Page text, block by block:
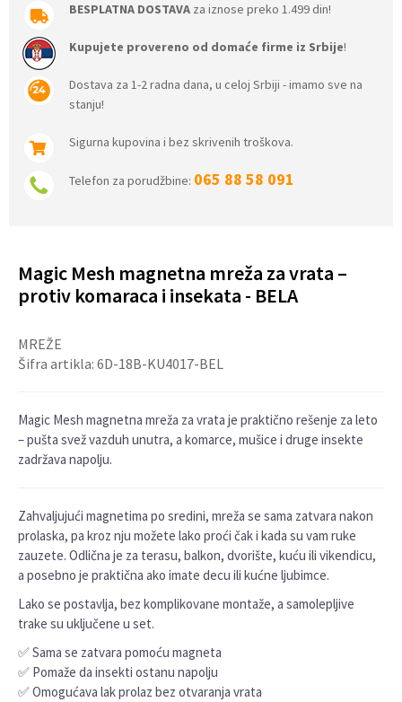
BESPLATNA DOSTAVA za iznose preko 1.499 din!
Kupujete provereno od domaće firme iz Srbije!
Dostava za 1-2 radna dana, u celoj Srbiji - imamo sve na
stanju!
Sigurna kupovina i bez skrivenih troškova.
Telefon za porudžbine: 065 88 58 091
Magic Mesh magnetna mreža za vrata –
protiv komaraca i insekata - BELA
MREŽE
Šifra artikla: 6D-18B-KU4017-BEL
Magic Mesh magnetna mreža za vrata je praktično rešenje za leto
– pušta svež vazduh unutra, a komarce, mušice i druge insekte
zadržava napolju.
Zahvaljujući magnetima po sredini, mreža se sama zatvara nakon
prolaska, pa kroz nju možete lako proći čak i kada su vam ruke
zauzete. Odlična je za terasu, balkon, dvorište, kuću ili vikendicu,
a posebno je praktična ako imate decu ili kućne ljubimce.
Lako se postavlja, bez komplikovane montaže, a samolepljive
trake su uključene u set.
✅ Sama se zatvara pomoću magneta
✅ Pomaže da insekti ostanu napolju
✅ Omogućava lak prolaz bez otvaranja vrata